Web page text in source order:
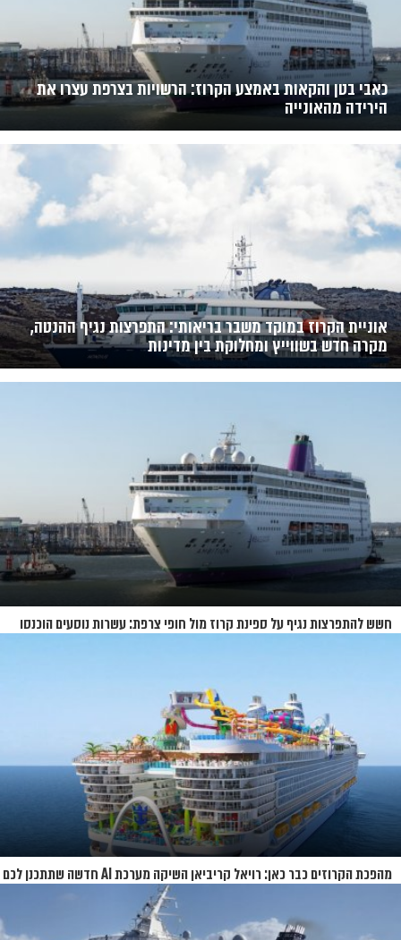
כאבי בטן והקאות באמצע הקרוז: הרשויות בצרפת עצרו את
הירידה מהאונייה
אוניית הקרוז במוקד משבר בריאותי: התפרצות נגיף ההנטה,
מקרה חדש בשווייץ ומחלוקת בין מדינות
חשש להתפרצות נגיף על ספינת קרוז מול חופי צרפת: עשרות נוסעים הוכנסו
מהפכת הקרוזים כבר כאן: רויאל קריביאן השיקה מערכת AI חדשה שתתכנן לכם